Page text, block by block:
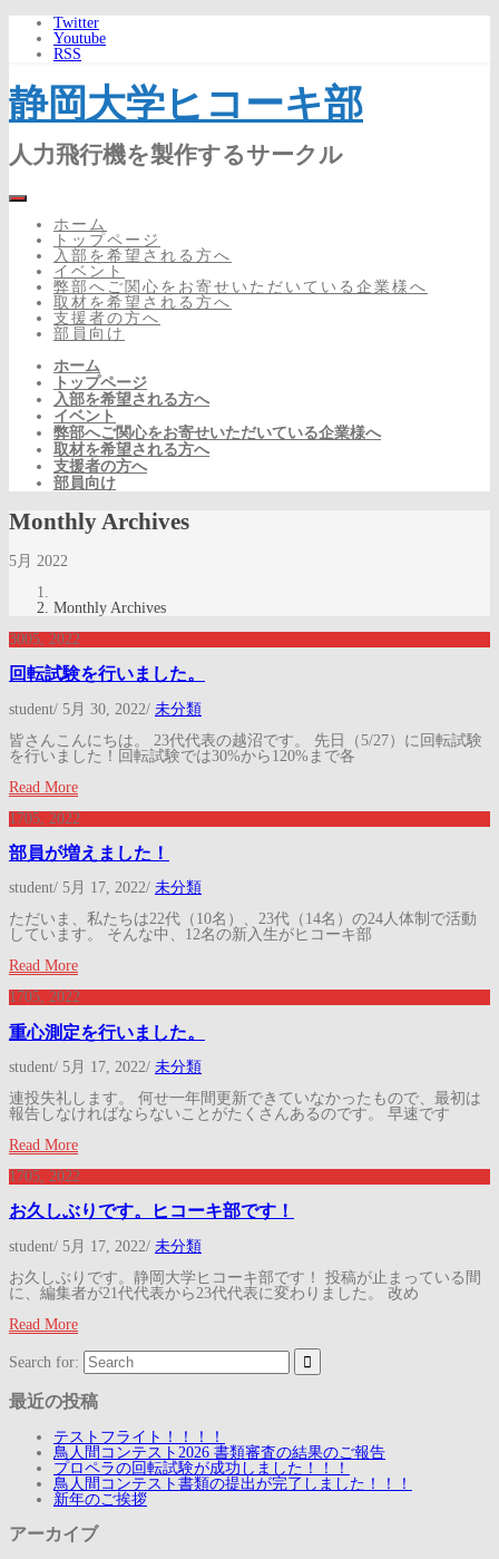
Twitter
Youtube
RSS
静岡大学ヒコーキ部
人力飛行機を製作するサークル
ホーム
トップページ
入部を希望される方へ
イベント
弊部へご関心をお寄せいただいている企業様へ
取材を希望される方へ
支援者の方へ
部員向け
ホーム
トップページ
入部を希望される方へ
イベント
弊部へご関心をお寄せいただいている企業様へ
取材を希望される方へ
支援者の方へ
部員向け
Monthly Archives
5月 2022
Monthly Archives
3005, 2022
回転試験を行いました。
student/ 5月 30, 2022/ 未分類
皆さんこんにちは。 23代代表の越沼です。 先日（5/27）に回転試験
を行いました！回転試験では30%から120%まで各
Read More
1705, 2022
部員が増えました！
student/ 5月 17, 2022/ 未分類
ただいま、私たちは22代（10名）、23代（14名）の24人体制で活動
しています。 そんな中、12名の新入生がヒコーキ部
Read More
1705, 2022
重心測定を行いました。
student/ 5月 17, 2022/ 未分類
連投失礼します。 何せ一年間更新できていなかったもので、最初は
報告しなければならないことがたくさんあるのです。 早速です
Read More
1705, 2022
お久しぶりです。ヒコーキ部です！
student/ 5月 17, 2022/ 未分類
お久しぶりです。静岡大学ヒコーキ部です！ 投稿が止まっている間
に、編集者が21代代表から23代代表に変わりました。 改め
Read More
Search for:
最近の投稿
テストフライト！！！！
鳥人間コンテスト2026 書類審査の結果のご報告
プロペラの回転試験が成功しました！！！
鳥人間コンテスト書類の提出が完了しました！！！
新年のご挨拶
アーカイブ